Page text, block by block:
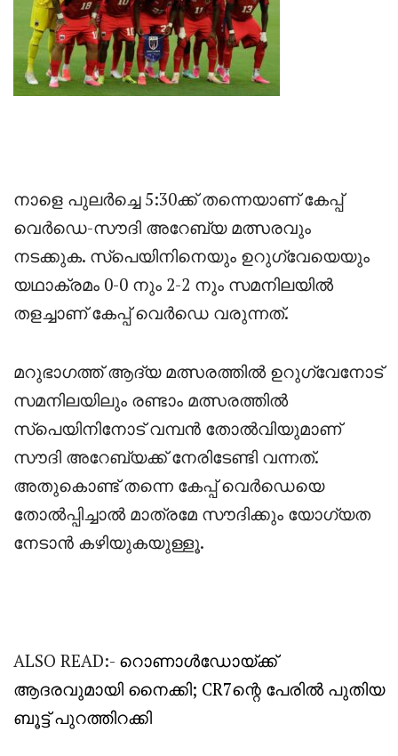
നാളെ പുലർച്ചെ 5:30ക്ക് തന്നെയാണ് കേപ്പ്
വെർഡെ-സൗദി അറേബ്യ മത്സരവും
നടക്കുക. സ്പെയിനിനെയും ഉറുഗ്വേയെയും
യഥാക്രമം 0-0 നും 2-2 നും സമനിലയിൽ
തളച്ചാണ് കേപ്പ് വെർഡെ വരുന്നത്.
മറുഭാഗത്ത് ആദ്യ മത്സരത്തിൽ ഉറുഗ്വേനോട്‌
സമനിലയിലും രണ്ടാം മത്സരത്തിൽ
സ്പെയിനിനോട്‌ വമ്പൻ തോൽവിയുമാണ്
സൗദി അറേബ്യക്ക് നേരിടേണ്ടി വന്നത്.
അതുകൊണ്ട് തന്നെ കേപ്പ് വെർഡെയെ
തോൽപ്പിച്ചാൽ മാത്രമേ സൗദിക്കും യോഗ്യത
നേടാൻ കഴിയുകയുള്ളൂ.
ALSO READ:- റൊണാൾഡോയ്ക്ക്
ആദരവുമായി നൈക്കി; CR7ന്റെ പേരിൽ പുതിയ
ബൂട്ട് പുറത്തിറക്കി